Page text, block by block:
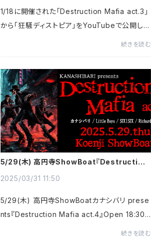
1/18に開催された「Destruction Mafia act.3」
から「狂騒ディストピア」をYouTubeで公開しま
ruction Mafia act.3' on January 18...
続きを読む
5/29(木) 高円寺ShowBoat『Destruction
2025/03/31 11:50
5/29(木) 高円寺ShowBoatカナシバリ prese
nts『Destruction Mafia act.4』Open 18:30 /
続きを読む